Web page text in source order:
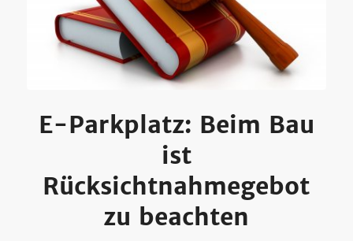
E-Parkplatz: Beim Bau
ist
Rücksichtnahmegebot
zu beachten